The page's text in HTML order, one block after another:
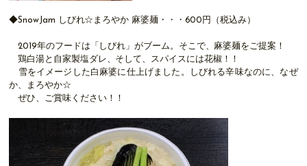
◆SnowJam しびれ☆まろやか 麻婆麺・・・600円（税込み）
2019年のフードは「しびれ」がブーム。そこで、麻婆麺をご提案！
鶏白湯と自家製塩ダレ、そして、スパイスには花椒！！
雪をイメージした白麻婆に仕上げました。しびれる辛味なのに、なぜ
か、まろやか☆
ぜひ、ご賞味ください！！